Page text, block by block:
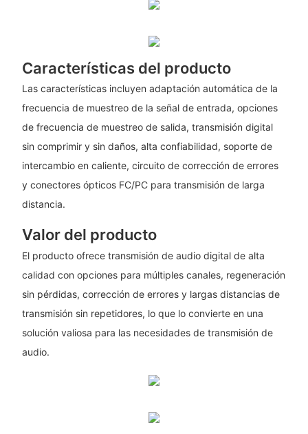
Características del producto
Las características incluyen adaptación automática de la
frecuencia de muestreo de la señal de entrada, opciones
de frecuencia de muestreo de salida, transmisión digital
sin comprimir y sin daños, alta confiabilidad, soporte de
intercambio en caliente, circuito de corrección de errores
y conectores ópticos FC/PC para transmisión de larga
distancia.
Valor del producto
El producto ofrece transmisión de audio digital de alta
calidad con opciones para múltiples canales, regeneración
sin pérdidas, corrección de errores y largas distancias de
transmisión sin repetidores, lo que lo convierte en una
solución valiosa para las necesidades de transmisión de
audio.